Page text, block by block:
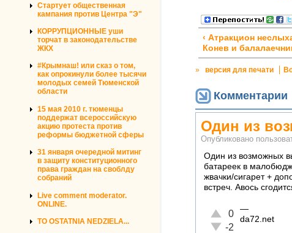
Стартует общественная
кампания против Центра "Э"
КОРРУПЦИОННЫЕ уши
торчат в законодательстве
ЖКХ
#Крымнаш! или сказ о том,
как опрокинули более тысячи
молодых семей Тюменской
области
15 мая 2010 г. тюменцы
поддержат всероссийскую
акцию протеста против
реформы бюджетной сферы
31 января очередной митинг
в защиту конституционного
права граждан на своблду
собраний
Live comment moderator.
ONLINE.
TO OSTATNIA NEDZIELA...
‹ Атракцион
Конев и
» версия для печати
Комментарии
Один из
Опубликовано
Один из возможных
батареек в
жвачки/сигарет +
встреч. Авось
Отлично!
0
Неадекватно!
-2
—
da72.net